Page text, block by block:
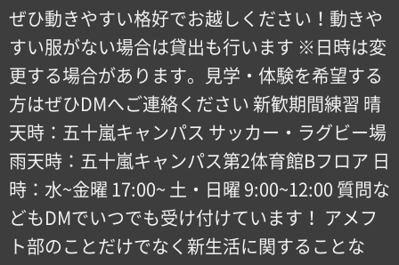
ぜひ動きやすい格好でお越しください！動きや
すい服がない場合は貸出も行います ※日時は変
更する場合があります。見学・体験を希望する
方はぜひDMへご連絡ください 新歓期間練習 晴
天時：五十嵐キャンパス サッカー・ラグビー場
雨天時：五十嵐キャンパス第2体育館Bフロア 日
時：水~金曜 17:00~ 土・日曜 9:00~12:00 質問な
どもDMでいつでも受け付けています！ アメフ
ト部のことだけでなく新生活に関することな